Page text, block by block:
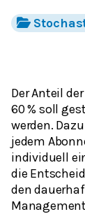
Der Anteil
60 % soll
werden.
jedem
individuell
die
den